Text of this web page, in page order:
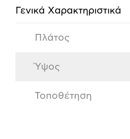
Γενικά Xαρακτηριστικά
Πλάτος
Ύψος
Τοποθέτηση